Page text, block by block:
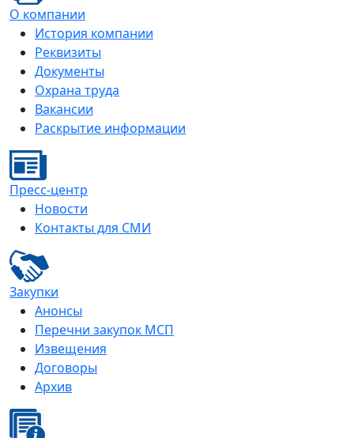
О компании
История компании
Реквизиты
Документы
Охрана труда
Вакансии
Раскрытие информации
Пресс-центр
Новости
Контакты для СМИ
Закупки
Анонсы
Перечни закупок МСП
Извещения
Договоры
Архив